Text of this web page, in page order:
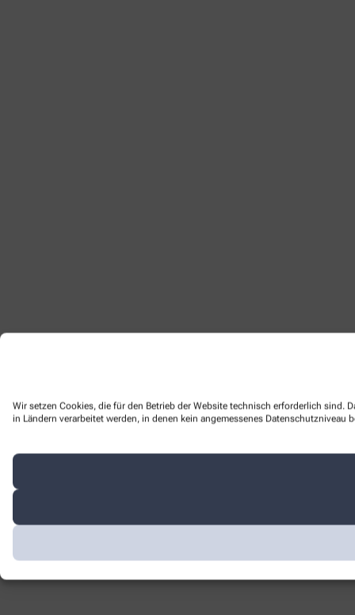
Wir setzen Cookies, die für den Betrieb der Website technisch erforderlich sind.
in Ländern verarbeitet werden, in denen kein angemessenes